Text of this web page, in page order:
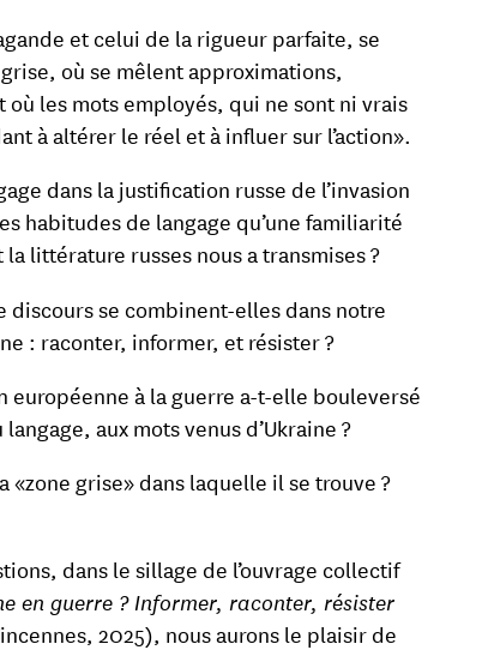
et celui de la rigueur parfaite, se
où se mêlent approximations,
les mots employés, qui ne sont ni vrais
à altérer le réel et à influer sur l’action».
dans la justification russe de l’invasion
habitudes de langage qu’une familiarité
littérature russes nous a transmises ?
discours se combinent-elles dans notre
: raconter, informer, et résister ?
européenne à la guerre a-t-elle bouleversé
aux mots venus d’Ukraine ?
«zone grise» dans laquelle il se trouve ?
dans le sillage de l’ouvrage collectif
en guerre ? Informer, raconter, résister
2025), nous aurons le plaisir de